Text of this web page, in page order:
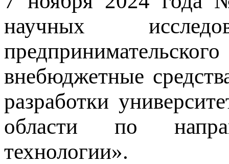
научных
внебюджетные
разработки
области по
технологии».